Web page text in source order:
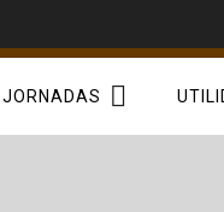
JORNADAS